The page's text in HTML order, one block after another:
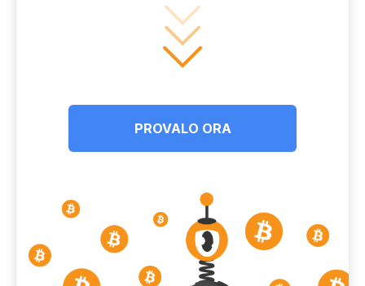
PROVALO ORA